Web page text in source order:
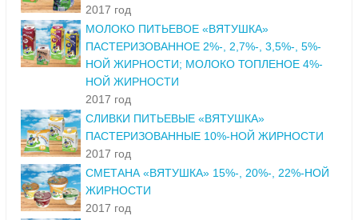
2017 год
МОЛОКО ПИТЬЕВОЕ «ВЯТУШКА»
ПАСТЕРИЗОВАННОЕ 2%-, 2,7%-, 3,5%-, 5%-
НОЙ ЖИРНОСТИ; МОЛОКО ТОПЛЕНОЕ 4%-
НОЙ ЖИРНОСТИ
2017 год
СЛИВКИ ПИТЬЕВЫЕ «ВЯТУШКА»
ПАСТЕРИЗОВАННЫЕ 10%-НОЙ ЖИРНОСТИ
2017 год
СМЕТАНА «ВЯТУШКА» 15%-, 20%-, 22%-НОЙ
ЖИРНОСТИ
2017 год